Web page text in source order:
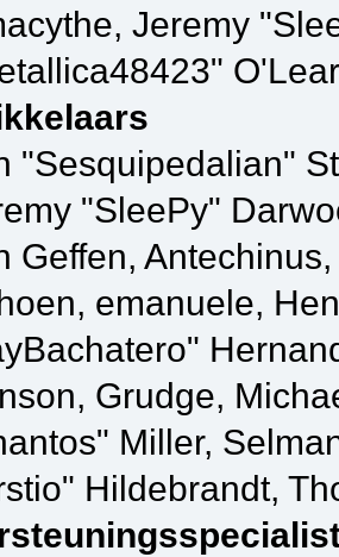
Jeremy
"Sesquipedalian"
"SleePy"
Geffen,
emanuele,
Grudge,
Miller,
Hildebrandt,